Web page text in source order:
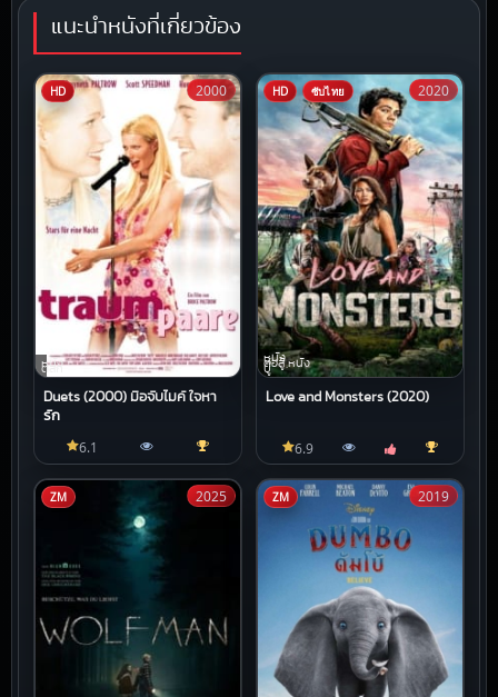
แนะนำหนังที่เกี่ยวข้อง
HD
หนัง
ตลก
Duets (2000) มือจับไมค์ ใจหา
รัก
2000
6.1
HD ซับไทย
หนัง
ต่อสู้,หนัง
บู๊
Love and Monsters (2020)
2020
6.9
ZM 2025 ZM 2019